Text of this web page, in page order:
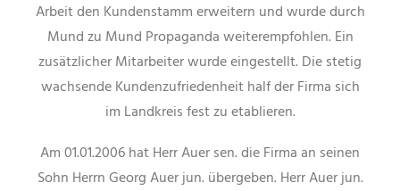
Arbeit den Kundenstamm erweitern und wurde durch
Mund zu Mund Propaganda weiterempfohlen. Ein
zusätzlicher Mitarbeiter wurde eingestellt. Die stetig
wachsende Kundenzufriedenheit half der Firma sich
im Landkreis fest zu etablieren.
Am 01.01.2006 hat Herr Auer sen. die Firma an seinen
Sohn Herrn Georg Auer jun. übergeben. Herr Auer jun.